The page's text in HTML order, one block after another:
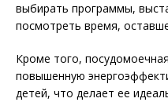
выбирать программы,
посмотреть время,
Кроме того,
повышенную
детей, что делает ее